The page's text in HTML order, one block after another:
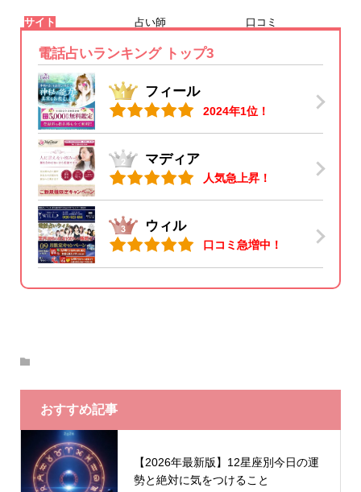
サイト 占い師 口コミ
電話占いランキング トップ3
フィール
2024年1位！
マディア
人気急上昇！
ウィル
口コミ急増中！
おすすめ記事
【2026年最新版】12星座別今日の運
勢と絶対に気をつけること